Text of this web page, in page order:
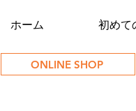
ホーム 初めて
ONLINE SHOP